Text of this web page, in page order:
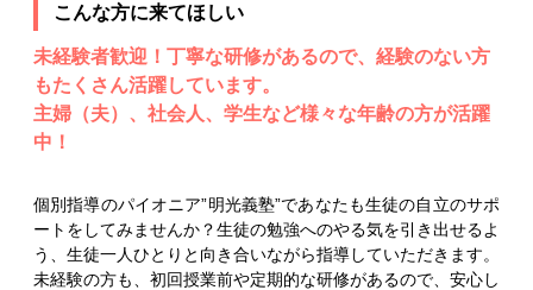
こんな方に来てほしい
未経験者歓迎！丁寧な研修があるので、経験のない方
もたくさん活躍しています。
主婦（夫）、社会人、学生など様々な年齢の方が活躍
中！
個別指導のパイオニア”明光義塾”であなたも生徒の自立のサポ
ートをしてみませんか？生徒の勉強へのやる気を引き出せるよ
う、生徒一人ひとりと向き合いながら指導していただきます。
未経験の方も、初回授業前や定期的な研修があるので、安心し